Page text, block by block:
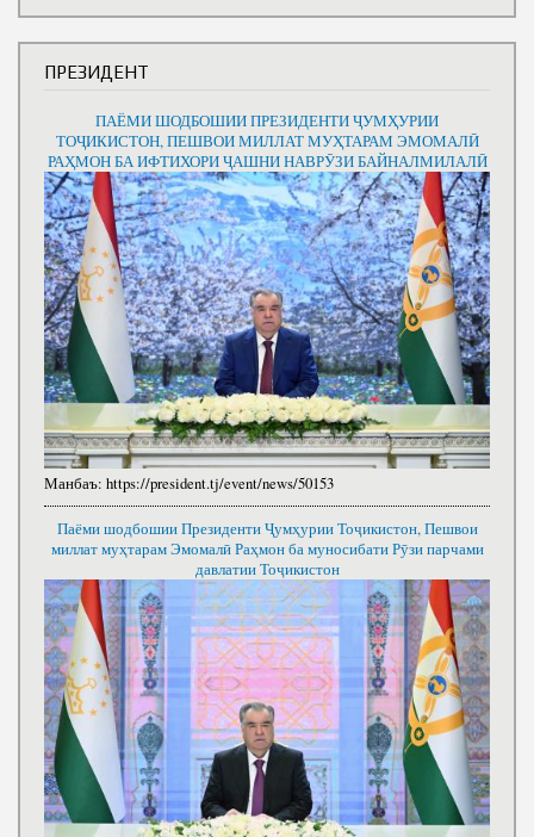
ПРЕЗИДЕНТ
ПАЁМИ ШОДБОШИИ ПРЕЗИДЕНТИ ҶУМҲУРИИ
ТОҶИКИСТОН, ПЕШВОИ МИЛЛАТ МУҲТАРАМ ЭМОМАЛӢ
РАҲМОН БА ИФТИХОРИ ҶАШНИ НАВРӮЗИ БАЙНАЛМИЛАЛӢ
Манбаъ: https://president.tj/event/news/50153
Паёми шодбошии Президенти Ҷумҳурии Тоҷикистон, Пешвои
миллат муҳтарам Эмомалӣ Раҳмон ба муносибати Рӯзи парчами
давлатии Тоҷикистон